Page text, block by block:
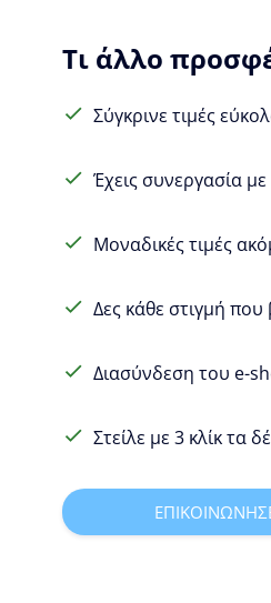
Τι άλλο
Σύγκρινε τιμές
Έχεις συνεργασία
Μοναδικές τιμές
Δες κάθε στιγμή
Διασύνδεση του e-
Στείλε με 3 κλίκ τα